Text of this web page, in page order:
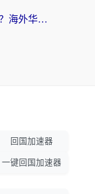
12123交管在国外怎么使用不了？海外华人必看的无缝访问国内资源指南
回国加速器
一键回国加速器